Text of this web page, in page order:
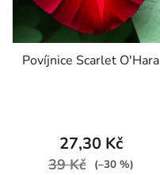
ůo
d
Povíjnice Scarlet O'Hara
27,30 Kč
39 Kč (–30 %)